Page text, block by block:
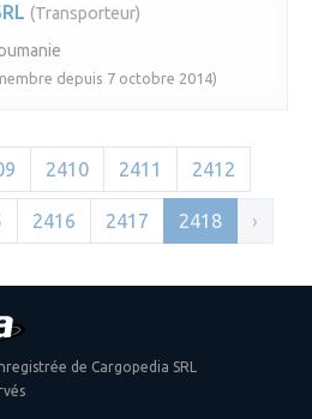
(Transporteur)
depuis 7 octobre 2014)
2410 2411 2412
2416 2417 2418 ›
de Cargopedia SRL